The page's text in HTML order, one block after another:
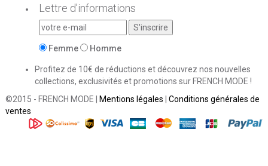
Lettre d'informations
Femme Homme
Profitez de 10€ de réductions et découvrez nos nouvelles
collections, exclusivités et promotions sur FRENCH MODE !
©2015 - FRENCH MODE | Mentions légales | Conditions générales de
ventes